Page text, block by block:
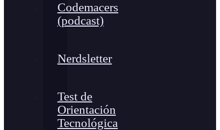
Codemacers
(podcast)
Nerdsletter
Test de
Orientación
Tecnológica